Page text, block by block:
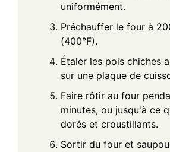
uniformément.
Préchauffer le four à
(400°F).
Étaler les pois chiches
sur une plaque de
Faire rôtir au four
minutes, ou jusqu'à ce
dorés et croustillants.
Sortir du four et